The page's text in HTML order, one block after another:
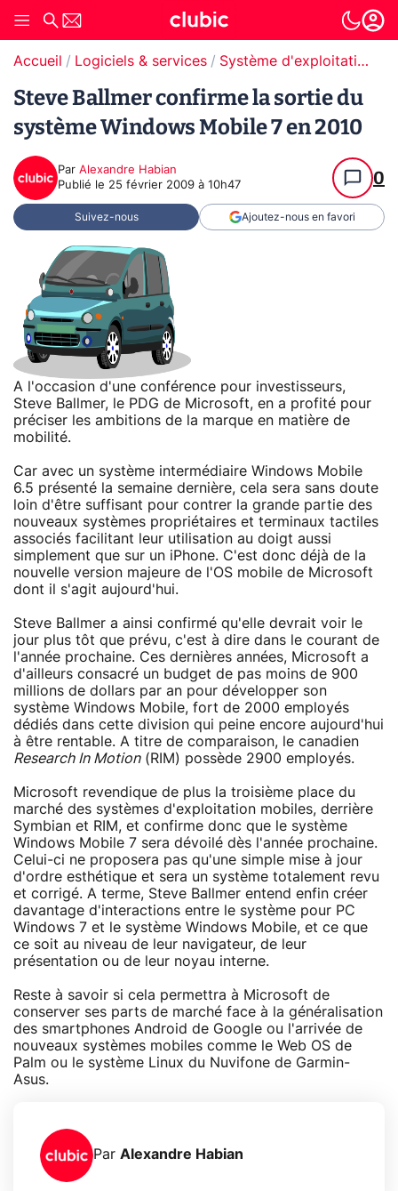
Accueil Logiciels & services Système d'exploitation (OS)
Steve Ballmer confirme la sortie du
système Windows Mobile 7 en 2010
Par Alexandre Habian
Publié le 25 février 2009 à 10h47 0
Suivez-nous Ajoutez-nous en favori
A l'occasion d'une conférence pour investisseurs,
Steve Ballmer, le PDG de Microsoft, en a profité pour
préciser les ambitions de la marque en matière de
mobilité.
Car avec un système intermédiaire Windows Mobile
6.5 présenté la semaine dernière, cela sera sans doute
loin d'être suffisant pour contrer la grande partie des
nouveaux systèmes propriétaires et terminaux tactiles
associés facilitant leur utilisation au doigt aussi
simplement que sur un iPhone. C'est donc déjà de la
nouvelle version majeure de l'OS mobile de Microsoft
dont il s'agit aujourd'hui.
Steve Ballmer a ainsi confirmé qu'elle devrait voir le
jour plus tôt que prévu, c'est à dire dans le courant de
l'année prochaine. Ces dernières années, Microsoft a
d'ailleurs consacré un budget de pas moins de 900
millions de dollars par an pour développer son
système Windows Mobile, fort de 2000 employés
dédiés dans cette division qui peine encore aujourd'hui
à être rentable. A titre de comparaison, le canadien
Research In Motion(RIM) possède 2900 employés.
Microsoft revendique de plus la troisième place du
marché des systèmes d'exploitation mobiles, derrière
Symbian et RIM, et confirme donc que le système
Windows Mobile 7 sera dévoilé dès l'année prochaine.
Celui-ci ne proposera pas qu'une simple mise à jour
d'ordre esthétique et sera un système totalement revu
et corrigé. A terme, Steve Ballmer entend enfin créer
davantage d'interactions entre le système pour PC
Windows 7 et le système Windows Mobile, et ce que
ce soit au niveau de leur navigateur, de leur
présentation ou de leur noyau interne.
Reste à savoir si cela permettra à Microsoft de
conserver ses parts de marché face à la généralisation
des smartphones Android de Google ou l'arrivée de
nouveaux systèmes mobiles comme le Web OS de
Palm ou le système Linux du Nuvifone de Garmin-
Asus.
Par Alexandre Habian